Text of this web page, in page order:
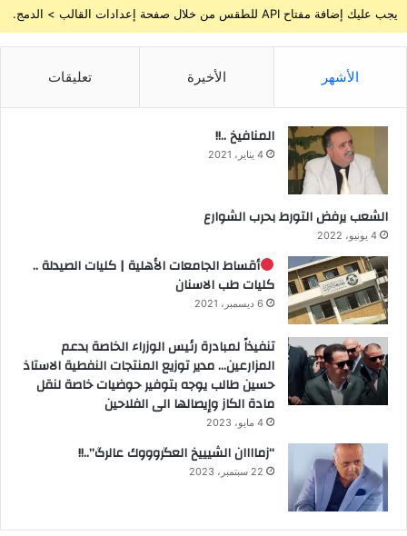
يجب عليك إضافة مفتاح API للطقس من خلال صفحة إعدادات القالب > الدمج.
الأشهر الأخيرة تعليقات
المنافيخ ..!!
4 يناير، 2021
الشعب يرفض التورط بحرب الشوارع
4 يونيو، 2022
أقساط الجامعات الأهلية | كليات الصيدلة ..
كليات طب الاسنان
6 ديسمبر، 2021
تنفيذاً لمبادرة رئيس الوزراء الخاصة بدعم
المزارعين… مدير توزيع المنتجات النفطية الاستاذ
حسين طالب يوجه بتوفير حوضيات خاصة لنقل
مادة الكاز وإيصالها الى الفلاحين
4 مايو، 2023
“زماااان الشيييخ العگروووك عالرگ”..!!
22 سبتمبر، 2023